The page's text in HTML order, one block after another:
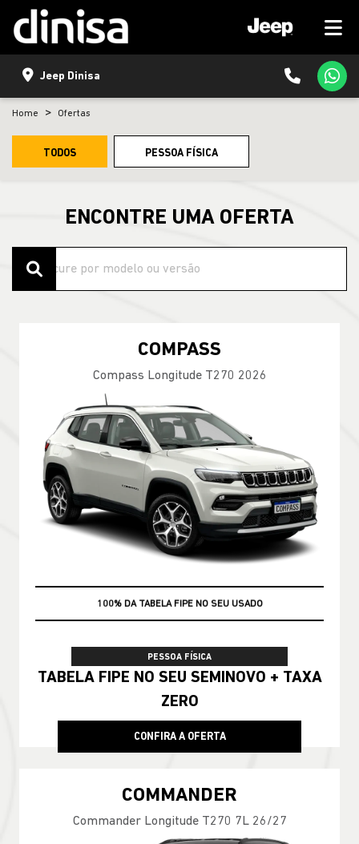
Jeep Dinisa
Home Ofertas
TODOS PESSOA FÍSICA
ENCONTRE UMA OFERTA
COMPASS
Compass Longitude T270 2026
100% DA TABELA FIPE NO SEU USADO
PESSOA FÍSICA
TABELA FIPE NO SEU SEMINOVO + TAXA
ZERO
CONFIRA A OFERTA
COMMANDER
Commander Longitude T270 7L 26/27